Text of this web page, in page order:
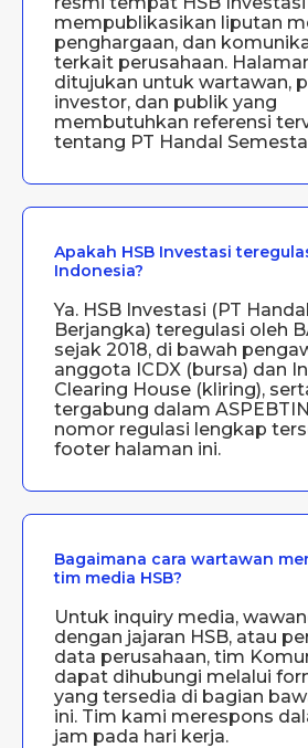
mempublikasikan liputan
penghargaan, dan
terkait perusahaan.
ditujukan untuk wartawan,
investor, dan publik yang
membutuhkan referensi
tentang PT Handal
Apakah HSB Investasi
Indonesia?
Ya. HSB Investasi (PT
Berjangka) teregulasi oleh
sejak 2018, di bawah
anggota ICDX (bursa) dan
Clearing House (kliring),
tergabung dalam
nomor regulasi lengkap
footer halaman ini.
Bagaimana cara wartawan
tim media HSB?
Untuk inquiry media,
dengan jajaran HSB, atau
data perusahaan, tim
dapat dihubungi melalui
yang tersedia di bagian
ini. Tim kami merespons
jam pada hari kerja.